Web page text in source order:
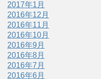
2017年1月
2016年12月
2016年11月
2016年10月
2016年9月
2016年8月
2016年7月
2016年6月